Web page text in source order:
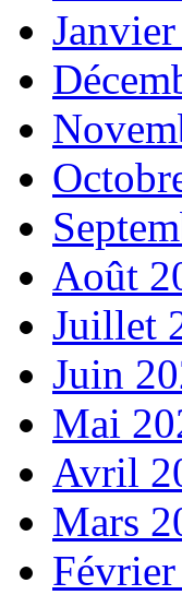
Août
Juillet
Juin
Mai
Avril
Mars